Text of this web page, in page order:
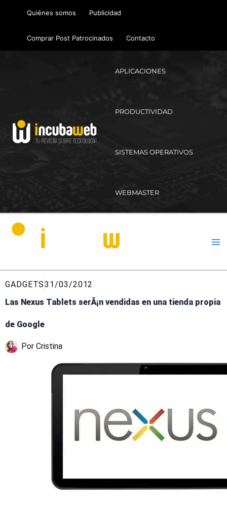
Quiénes somos Publicidad
Comprar Post Patrocinados Contacto
APLICACIONES
PRODUCTIVIDAD
SISTEMAS OPERATIVOS
WEBMASTER
GADGETS31/03/2012
Las Nexus Tablets serÃ¡n vendidas en una tienda propia
de Google
Por Cristina